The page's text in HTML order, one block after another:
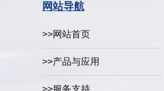
网站导航
>>网站首页
>>产品与应用